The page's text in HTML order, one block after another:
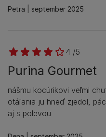
Petra september 2025
4 /5
Purina Gourmet
nášmu kocúrikovi veľmi
otáľania ju hneď zjedol,
aj s polevou